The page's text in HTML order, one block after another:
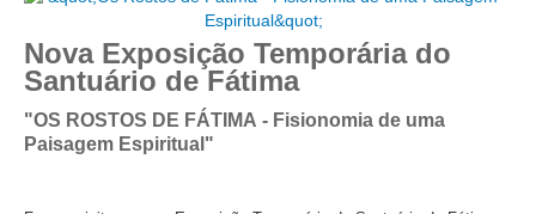
Lisboa Cosmopolita Passado e Presente
Sintra
Sintra, Cabo da Roca e Cascais
Nova Exposição Temporária do
Santuário de Fátima
"OS ROSTOS DE FÁTIMA - Fisionomia de uma
Paisagem Espiritual"